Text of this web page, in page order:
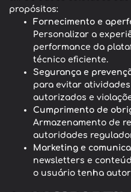
propósitos:
Fornecimento e
Personalizar a
performance da
técnico eficiente.
Segurança e
para evitar
autorizados e
Cumprimento de
Armazenamento de
autoridades
Marketing e
newsletters e
o usuário tenha